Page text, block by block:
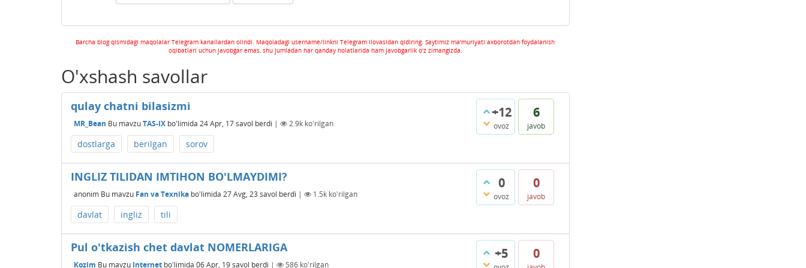
Barcha blog qismidagi maqolalar Telegram kanallardan olindi. Maqoladagi username/linkni Telegram ilovasidan qidiring. Saytimiz ma'muriyati axborotdan foydalanish
oqibatlari uchun javobgar emas, shu jumladan har qanday holatlarida ham javobgarlik o'z zimangizda.
O'xshash savollar
+12
ovoz
6
javob
qulay chatni bilasizmi
MR_Bean Bu mavzuTAS-IX bo'limida 24 Apr, 17savol berdi | 2.9k ko'rilgan
dostlarga berilgan sorov
0
ovoz
0
javob
INGLIZ TILIDAN IMTIHON BO'LMAYDIMI?
anonim Bu mavzu Fan va Texnika bo'limida 27 Avg, 23 savol berdi | 1.5k ko'rilgan
davlat ingliz tili
+5 0
Pul o'tkazish chet davlat NOMERLARIGA
Kozim Bu mavzu Internet bo'limida 06 Apr, 19savol berdi | 586 ko'rilgan